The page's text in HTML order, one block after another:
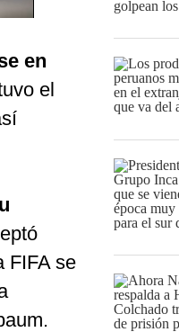
en
el
FIFA se